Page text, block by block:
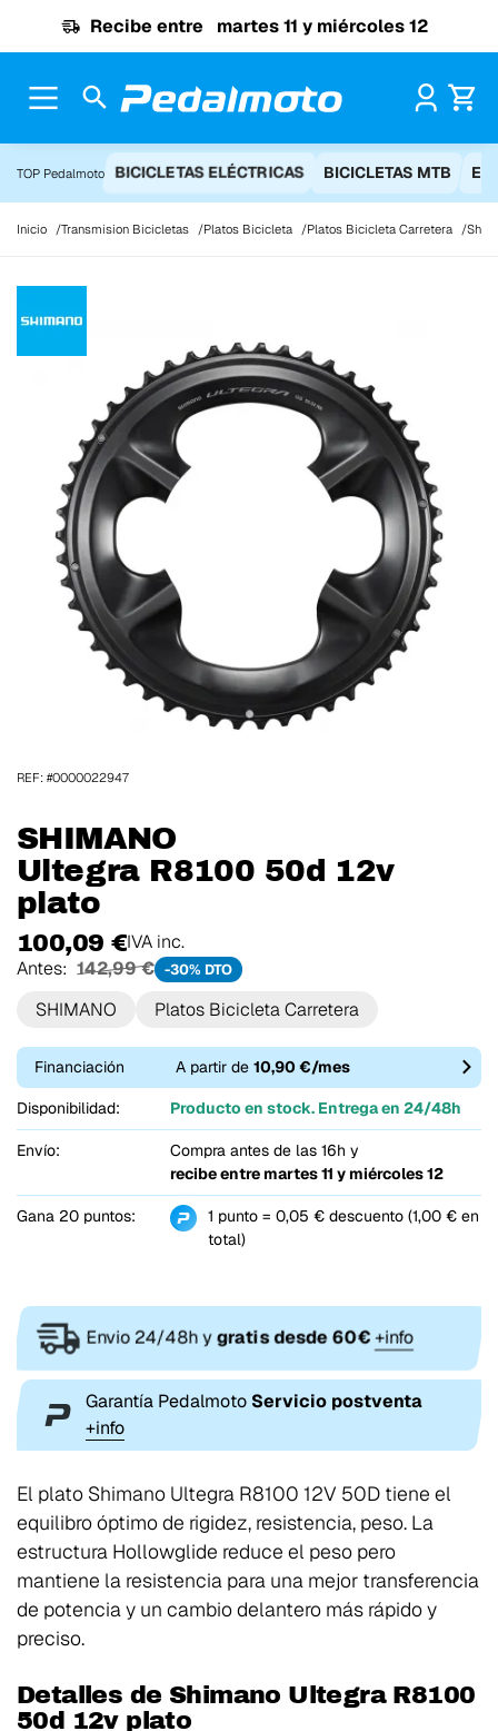
Recibe entre martes 11 y miércoles 12
TOP Pedalmoto BICICLETAS ELÉCTRICAS BICICLETAS MTB
Inicio Transmision Bicicletas Platos Bicicleta Platos Bicicleta Carretera
SHIMANO
Ultegra R8100 50d 12v
plato
100,09 €IVA inc.
Antes: 142,99 € -30% DTO
SHIMANO Platos Bicicleta Carretera
Financiación A partir de10,90 €/mes
Disponibilidad: Producto en stock. Entrega en 24/48h
Envío:
Compra antes de las 16h y
recibe entre martes 11 y miércoles 12
Gana 20 puntos:
1 punto = 0,05 € descuento (1,00 € en
total)
REF: #0000022947
Envio 24/48h ygratis desde 60€+info
Garantía Pedalmoto Servicio postventa
+info
El plato Shimano Ultegra R8100 12V 50D tiene el
equilibro óptimo de rigidez, resistencia, peso. La
estructura Hollowglide reduce el peso pero
mantiene la resistencia para una mejor transferencia
de potencia y un cambio delantero más rápido y
preciso.
Detalles de Shimano Ultegra R8100
50d 12v plato